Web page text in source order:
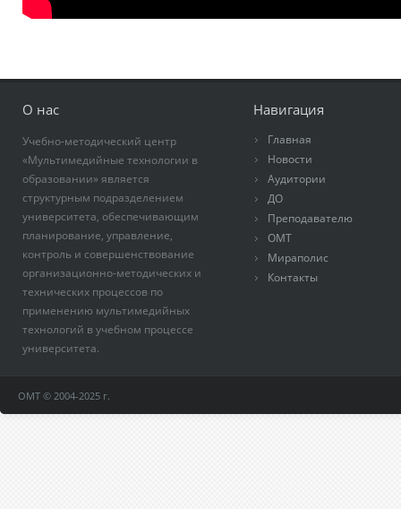
О нас
Учебно-методический центр
«Мультимедийные технологии в
образовании» является
структурным подразделением
университета, обеспечивающим
планирование, управление,
контроль и совершенствование
организационно-методических и
технических процессов по
применению мультимедийных
технологий в учебном процессе
университета.
Навигация
Главная
Новости
Аудитории
ДО
Преподавателю
ОМТ
Мираполис
Контакты
ОМТ © 2004-2025 г.